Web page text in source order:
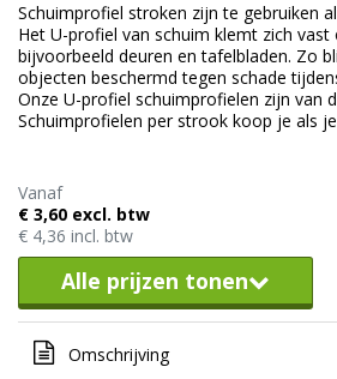
Schuimprofiel stroken zijn te gebruiken
Het U-profiel van schuim klemt zich vast
bijvoorbeeld deuren en tafelbladen. Zo
objecten beschermd tegen schade
Onze U-profiel schuimprofielen zijn van
Schuimprofielen per strook koop je als
Vanaf
€ 3,60 excl. btw
€ 4,36 incl. btw
Alle prijzen tonen
Omschrijving